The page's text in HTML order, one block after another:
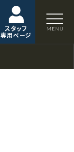
スタッフ
専用ページ